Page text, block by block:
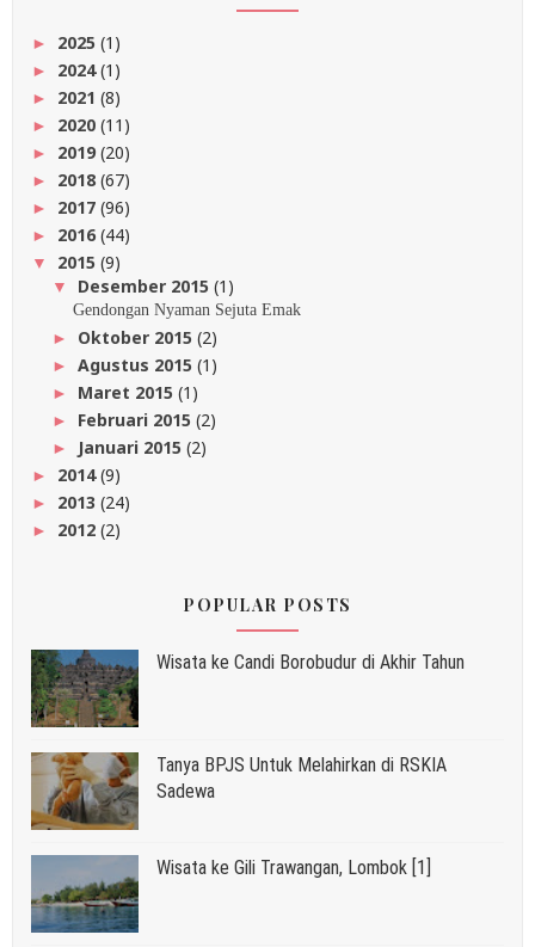
► 2025 (1)
► 2024(1)
► 2021 (8)
► 2020 (11)
► 2019(20)
► 2018 (67)
► 2017 (96)
► 2016(44)
▼ 2015 (9)
▼ Desember 2015 (1)
Gendongan Nyaman Sejuta Emak
► Oktober 2015 (2)
► Agustus 2015 (1)
► Maret 2015 (1)
► Februari 2015 (2)
► Januari 2015 (2)
► 2014(9)
► 2013 (24)
► 2012 (2)
POPULAR POSTS
Wisata ke Candi Borobudur di Akhir Tahun
Tanya BPJS Untuk Melahirkan di RSKIA
Sadewa
Wisata ke Gili Trawangan, Lombok [1]